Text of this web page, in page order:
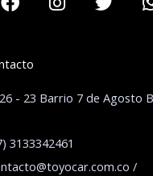
- 23 Barrio 7 de Agosto
3133342461
/